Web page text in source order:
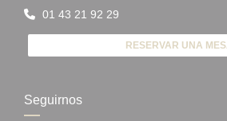
01 43 21 92 29
RESERVAR UNA
Seguirnos